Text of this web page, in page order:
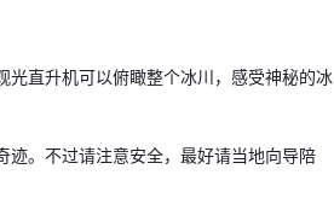
直升机可以俯瞰整个冰川，感受神秘的冰
迹。不过请注意安全，最好请当地向导陪